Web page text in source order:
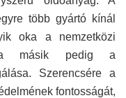
több gyártó kínál
oka a nemzetközi
a másik pedig a
Szerencsére a
fontosságát,